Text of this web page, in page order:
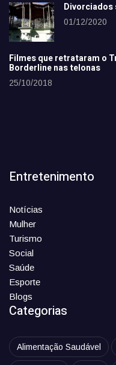
Divorciados
01/12/2020
Filmes que retrataram o
Borderline nas telonas
25/10/2018
Entretenimento
Notícias
Mulher
Turismo
Social
Saúde
Esporte
Blogs
Categorias
Alimentação Saudável